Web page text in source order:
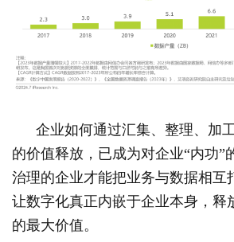
企业如何通过汇集、整理、加
的价值释放，已成为对企业“内功”
治理的企业才能把业务与数据相互
让数字化真正内嵌于企业本身，释
的最大价值。